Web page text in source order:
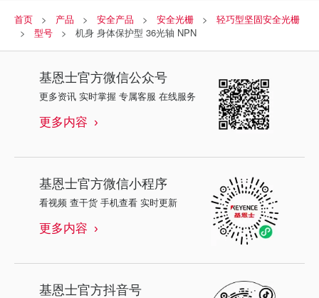
首页 产品 安全产品 安全光栅
轻巧型坚固安全光栅
型号
机身 身体保护型 36光轴 NPN
基恩士官方微信公众号
更多资讯 实时掌握 专属客服 在线服务
更多内容
基恩士官方微信小程序
看视频 查干货 手机查看 实时更新
更多内容
基恩士官方抖音号